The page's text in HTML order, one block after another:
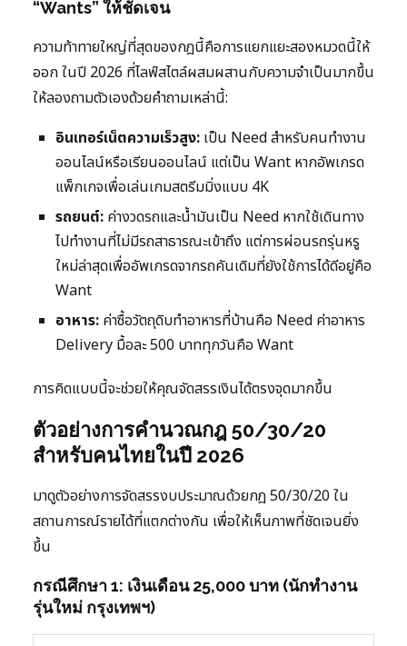
“Wants” ให้ชัดเจน
ความท้าทายใหญ่ที่สุดของกฎนี้คือการแยกแยะสองหมวดนี้ให้
ออก ในปี 2026 ที่ไลฟ์สไตล์ผสมผสานกับความจำเป็นมากขึ้น
ให้ลองถามตัวเองด้วยคำถามเหล่านี้:
อินเทอร์เน็ตความเร็วสูง: เป็น Need สำหรับคนทำงาน
ออนไลน์หรือเรียนออนไลน์ แต่เป็น Want หากอัพเกรด
แพ็กเกจเพื่อเล่นเกมสตรีมมิ่งแบบ 4K
รถยนต์: ค่างวดรถและน้ำมันเป็น Need หากใช้เดินทาง
ไปทำงานที่ไม่มีรถสาธารณะเข้าถึง แต่การผ่อนรถรุ่นหรู
ใหม่ล่าสุดเพื่ออัพเกรดจากรถคันเดิมที่ยังใช้การได้ดีอยู่คือ
Want
อาหาร: ค่าซื้อวัตถุดิบทำอาหารที่บ้านคือ Need ค่าอาหาร
Delivery มื้อละ 500 บาททุกวันคือ Want
การคิดแบบนี้จะช่วยให้คุณจัดสรรเงินได้ตรงจุดมากขึ้น
ตัวอย่างการคำนวณกฎ 50/30/20
สำหรับคนไทยในปี 2026
มาดูตัวอย่างการจัดสรรงบประมาณด้วยกฎ 50/30/20 ใน
สถานการณ์รายได้ที่แตกต่างกัน เพื่อให้เห็นภาพที่ชัดเจนยิ่ง
ขึ้น
กรณีศึกษา 1: เงินเดือน 25,000 บาท (นักทำงาน
รุ่นใหม่ กรุงเทพฯ)